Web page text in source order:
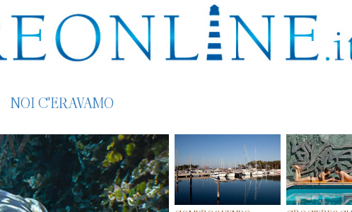
NOI C'ERAVAMO